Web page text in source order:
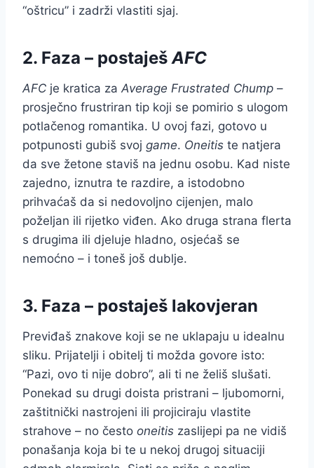
“oštricu” i zadrži vlastiti sjaj.
2. Faza – postaješAFC
AFC je kratica za Average Frustrated Chump –
prosječno frustriran tip koji se pomirio s ulogom
potlačenog romantika. U ovoj fazi, gotovo u
potpunosti gubiš svoj game. Oneitis te natjera
da sve žetone staviš na jednu osobu. Kad niste
zajedno, iznutra te razdire, a istodobno
prihvaćaš da si nedovoljno cijenjen, malo
poželjan ili rijetko viđen. Ako druga strana flerta
s drugima ili djeluje hladno, osjećaš se
nemoćno – i toneš još dublje.
3. Faza – postaješ lakovjeran
Previđaš znakove koji se ne uklapaju u idealnu
sliku. Prijatelji i obitelj ti možda govore isto:
“Pazi, ovo ti nije dobro”, ali ti ne želiš slušati.
Ponekad su drugi doista pristrani – ljubomorni,
zaštitnički nastrojeni ili projiciraju vlastite
strahove – no često oneitis zaslijepi pa ne vidiš
ponašanja koja bi te u nekoj drugoj situaciji